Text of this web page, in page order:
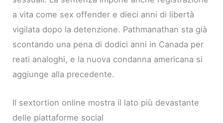
a vita come sex offender e dieci anni di libertà
vigilata dopo la detenzione. Pathmanathan sta già
scontando una pena di dodici anni in Canada per
reati analoghi, e la nuova condanna americana si
aggiunge alla precedente.
Il sextortion online mostra il lato più devastante
delle piattaforme social